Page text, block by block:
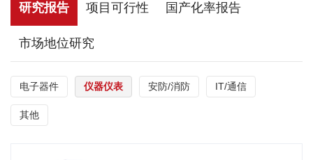
研究报告 项目可行性 国产化率报告
市场地位研究
电子器件 仪器仪表 安防/消防 IT/通信
其他